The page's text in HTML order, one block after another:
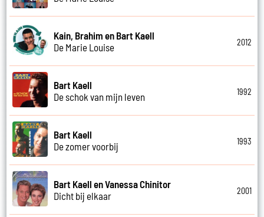
Kain, Brahim en Bart Kaell
De Marie Louise
2012
Bart Kaell
De schok van mijn leven
1992
Bart Kaell
De zomer voorbij
1993
Bart Kaell en Vanessa Chinitor
Dicht bij elkaar
2001